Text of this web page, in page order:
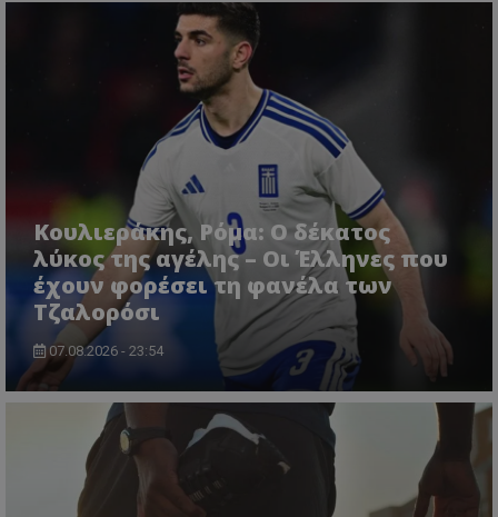
Κουλιεράκης, Ρόμα: Ο δέκατος
λύκος της αγέλης – Οι Έλληνες που
έχουν φορέσει τη φανέλα των
Τζαλορόσι
07.08.2026 - 23:54